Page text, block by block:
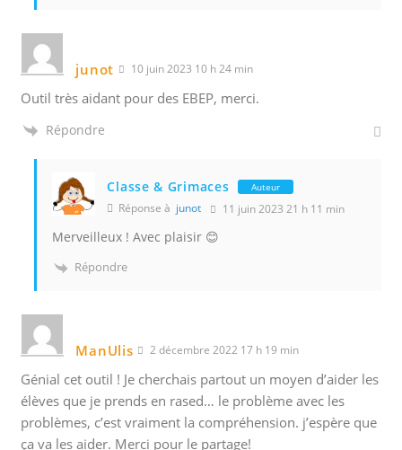
junot 10 juin 2023 10 h 24 min
Outil très aidant pour des EBEP, merci.
Répondre
Classe & Grimaces Auteur
Réponse à junot 11 juin 2023 21 h 11 min
Merveilleux ! Avec plaisir 😊
Répondre
ManUlis 2 décembre 2022 17 h 19 min
Génial cet outil ! Je cherchais partout un moyen d’aider les
élèves que je prends en rased… le problème avec les
problèmes, c’est vraiment la compréhension. j’espère que
ça va les aider. Merci pour le partage!